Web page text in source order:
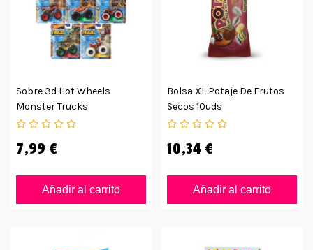
Sobre 3d Hot Wheels
Monster Trucks
7,99 €
Añadir al carrito
Bolsa XL Potaje De Frutos
Secos 10uds
10,34 €
Añadir al carrito